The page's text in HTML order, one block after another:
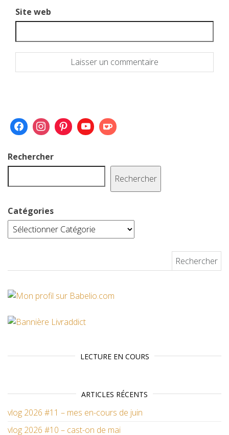
Site web
Rechercher
Rechercher
Catégories
LECTURE EN COURS
ARTICLES RÉCENTS
vlog 2026 #11 – mes en-cours de juin
vlog 2026 #10 – cast-on de mai